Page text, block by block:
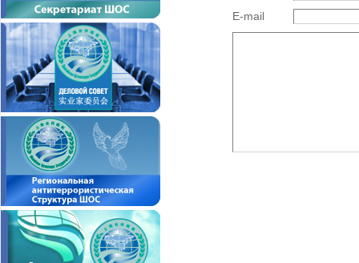
E-mail